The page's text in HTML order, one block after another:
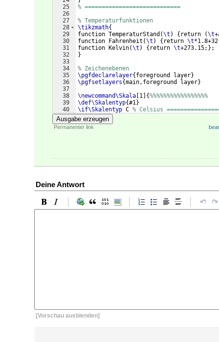
25
26
27
28
29
30
31
32
33
34
35
36
37
38
39
40
41
% ============================
% Temperaturfunktionen
\tikzmath{
function TemperaturStand (\t ) { return (\t
function Fahrenheit (\t ) { return \t
function Kelvin(\t ) { return \t+273.15; }
}
% Zeichenebenen
\pgfdeclarelayer{foreground layer}
\pgfsetlayers{main,foreground layer}
\newcommand\Skala [1 ] {%%%%%%%%%%%%%%%%%
\def\Skalentyp{#1 }
\if\Skalentyp C % Celsius
\pgfmathtruncatemacro
Ausgabe erzeugen
Permanenter link
Deine Antwort
[Vorschau ausblenden]